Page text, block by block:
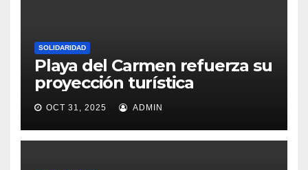
SOLIDARIDAD
Playa del Carmen refuerza su
proyección turística
OCT 31, 2025 ADMIN